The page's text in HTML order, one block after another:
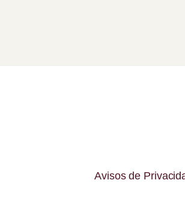
Avisos de